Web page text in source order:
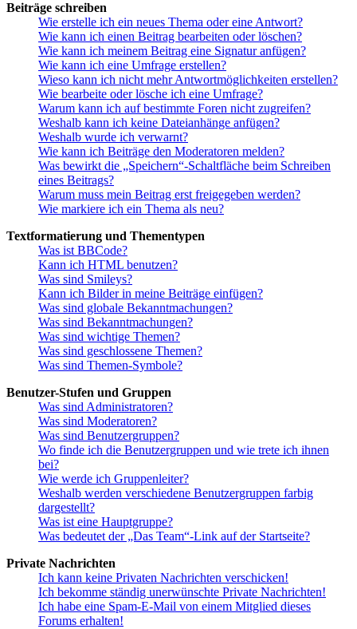
Beiträge schreiben
Wie erstelle ich ein neues Thema oder eine Antwort?
Wie kann ich einen Beitrag bearbeiten oder löschen?
Wie kann ich meinem Beitrag eine Signatur anfügen?
Wie kann ich eine Umfrage erstellen?
Wieso kann ich nicht mehr Antwortmöglichkeiten erstellen?
Wie bearbeite oder lösche ich eine Umfrage?
Warum kann ich auf bestimmte Foren nicht zugreifen?
Weshalb kann ich keine Dateianhänge anfügen?
Weshalb wurde ich verwarnt?
Wie kann ich Beiträge den Moderatoren melden?
Was bewirkt die „Speichern“-Schaltfläche beim Schreiben
eines Beitrags?
Warum muss mein Beitrag erst freigegeben werden?
Wie markiere ich ein Thema als neu?
Textformatierung und Thementypen
Was ist BBCode?
Kann ich HTML benutzen?
Was sind Smileys?
Kann ich Bilder in meine Beiträge einfügen?
Was sind globale Bekanntmachungen?
Was sind Bekanntmachungen?
Was sind wichtige Themen?
Was sind geschlossene Themen?
Was sind Themen-Symbole?
Benutzer-Stufen und Gruppen
Was sind Administratoren?
Was sind Moderatoren?
Was sind Benutzergruppen?
Wo finde ich die Benutzergruppen und wie trete ich ihnen
bei?
Wie werde ich Gruppenleiter?
Weshalb werden verschiedene Benutzergruppen farbig
dargestellt?
Was ist eine Hauptgruppe?
Was bedeutet der „Das Team“-Link auf der Startseite?
Private Nachrichten
Ich kann keine Privaten Nachrichten verschicken!
Ich bekomme ständig unerwünschte Private Nachrichten!
Ich habe eine Spam-E-Mail von einem Mitglied dieses
Forums erhalten!